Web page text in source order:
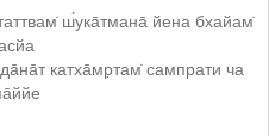
ш́ука̄тмана̄ йена бхайам̇
катха̄мр̣там̇ сампрати ча